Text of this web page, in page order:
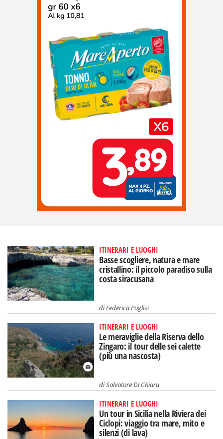
ITINERARI E LUOGHI
Basse scogliere, natura e mare
cristallino: il piccolo paradiso sulla
costa siracusana
diFederica Puglisi
ITINERARI E LUOGHI
Le meraviglie della Riserva dello
Zingaro: il tour delle sei calette
(più una nascosta)
diSalvatore Di Chiara
ITINERARI E LUOGHI
Un tour in Sicilia nella Riviera dei
Ciclopi: viaggio tra mare, mito e
silenzi (di lava)